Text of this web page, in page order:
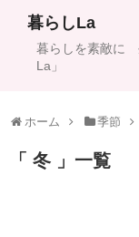
暮らしLa
暮らしを素敵に
La」
ホーム 季節
冬 一覧